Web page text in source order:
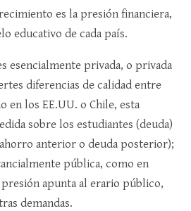
es la presión financiera,
educativo de cada país.
esencialmente privada, o privada
diferencias de calidad entre
en los EE.UU. o Chile, esta
sobre los estudiantes (deuda)
anterior o deuda posterior);
pública, como en
apunta al erario público,
demandas.